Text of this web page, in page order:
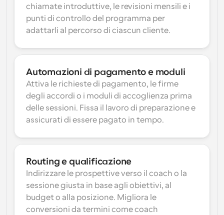
chiamate introduttive, le revisioni mensili e i
punti di controllo del programma per
adattarli al percorso di ciascun cliente.
Automazioni di pagamento e moduli
Attiva le richieste di pagamento, le firme
degli accordi o i moduli di accoglienza prima
delle sessioni. Fissa il lavoro di preparazione e
assicurati di essere pagato in tempo.
Routing e qualificazione
Indirizzare le prospettive verso il coach o la
sessione giusta in base agli obiettivi, al
budget o alla posizione. Migliora le
conversioni da termini come coach